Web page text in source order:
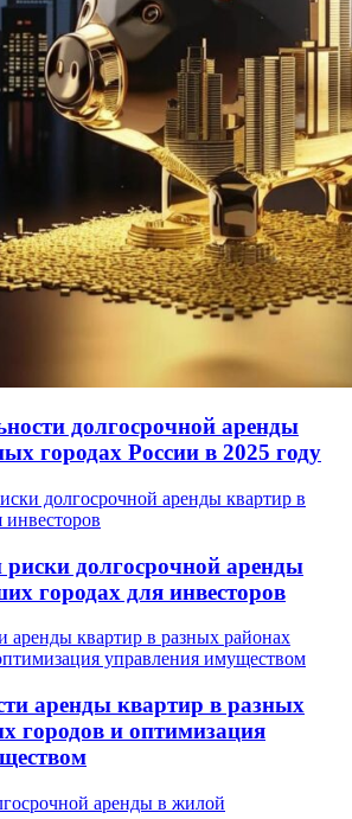
долгосрочной аренды
городах России в 2025 году
долгосрочной аренды
городах для инвесторов
аренды квартир в разных
городов и оптимизация